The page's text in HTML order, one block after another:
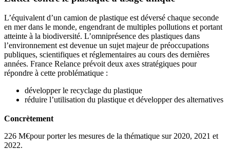
L’équivalent d’un camion de plastique est déversé chaque seconde
en mer dans le monde, engendrant de multiples pollutions et portant
atteinte à la biodiversité. L’omniprésence des plastiques dans
l’environnement est devenue un sujet majeur de préoccupations
publiques, scientifiques et réglementaires au cours des dernières
années. France Relance prévoit deux axes stratégiques pour
répondre à cette problématique :
développer le recyclage du plastique
réduire l’utilisation du plastique et développer des alternatives
Concrètement
226 M€pour porter les mesures de la thématique sur 2020, 2021 et
2022.